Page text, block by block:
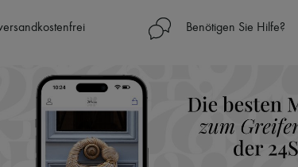
in über 100 Ländern
Mehr erfahren über 24S, ein Haus aus der LVMH-Gruppe
Benötigen Sie Hilfe?